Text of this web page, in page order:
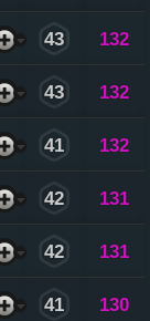
43 132
43 132
41 132
42 131
42 131
41 130